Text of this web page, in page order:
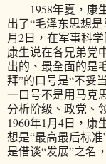
1958年夏，康生
出了“毛泽东思想
月2日，在军事科
康生说在各兄弟党
出的、最全面的是
拜”的口号是“不妥
一口号不是用马克
分析阶级、政党、
1960年1月4日，
想是“最高最后标
是借谈“发展”之名